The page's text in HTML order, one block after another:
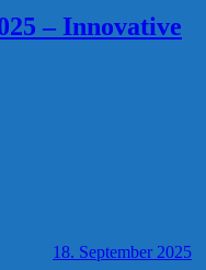
– Innovative
18. September 2025